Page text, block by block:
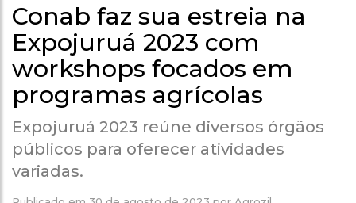
Conab faz sua estreia na
Expojuruá 2023 com
workshops focados em
programas agrícolas
Expojuruá 2023 reúne diversos órgãos
públicos para oferecer atividades
variadas.